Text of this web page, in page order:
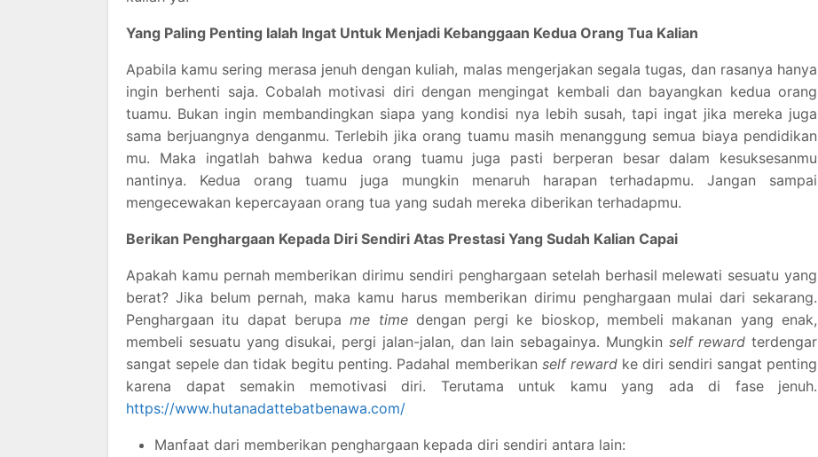
Yang Paling Penting Ialah Ingat Untuk Menjadi Kebanggaan Kedua Orang Tua Kalian
Apabila kamu sering merasa jenuh dengan kuliah, malas mengerjakan segala tugas, dan rasanya hanya
ingin berhenti saja. Cobalah motivasi diri dengan mengingat kembali dan bayangkan kedua orang
tuamu. Bukan ingin membandingkan siapa yang kondisi nya lebih susah, tapi ingat jika mereka juga
sama berjuangnya denganmu. Terlebih jika orang tuamu masih menanggung semua biaya pendidikan
mu. Maka ingatlah bahwa kedua orang tuamu juga pasti berperan besar dalam kesuksesanmu
nantinya. Kedua orang tuamu juga mungkin menaruh harapan terhadapmu. Jangan sampai
mengecewakan kepercayaan orang tua yang sudah mereka diberikan terhadapmu.
Berikan Penghargaan Kepada Diri Sendiri Atas Prestasi Yang Sudah Kalian Capai
Apakah kamu pernah memberikan dirimu sendiri penghargaan setelah berhasil melewati sesuatu yang
berat? Jika belum pernah, maka kamu harus memberikan dirimu penghargaan mulai dari sekarang.
Penghargaan itu dapat berupame timedengan pergi ke bioskop, membeli makanan yang enak,
membeli sesuatu yang disukai, pergi jalan-jalan, dan lain sebagainya. Mungkin self reward terdengar
sangat sepele dan tidak begitu penting. Padahal memberikan self rewardke diri sendiri sangat penting
karena dapat semakin memotivasi diri. Terutama untuk kamu yang ada di fase jenuh.
https://www.hutanadattebatbenawa.com/
Manfaat dari memberikan penghargaan kepada diri sendiri antara lain: